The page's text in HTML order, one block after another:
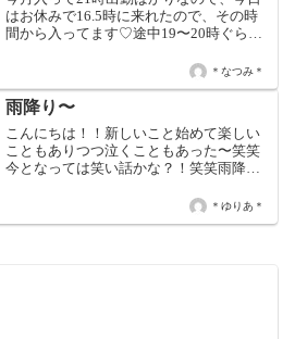
はお休みで16.5時に来れたので、その時
間から入ってます♡途中19〜20時ぐらい
よ❁.*⋆✧°(●´ᆺ`)先日車に乗ってて大阪城
の近く通ったら桜が綺麗だったので撮り
ま...
＊なつみ＊
雨降り〜
こんにちは！！新しいこと始めて楽しい
こともありつつ泣くこともあった〜笑笑
今となっては笑い話かな？！笑笑雨降り
い〜！！会ってる人も最近会えてない人
も少しでも待ってまーす♪
＊ゆりあ＊